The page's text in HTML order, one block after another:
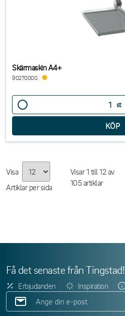
Skärmaskin A4+
90270000
st
Visa
Artiklar per sida
Visar1 till12av
105artiklar
Få det senaste från Tingstad!
Erbjudanden Inspiration